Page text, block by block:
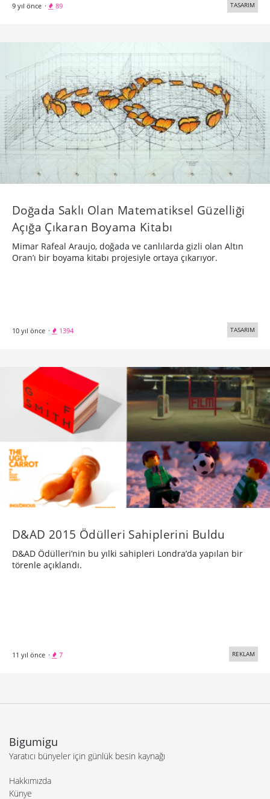
9 yıl önce · 89 TASARIM
Doğada Saklı Olan Matematiksel Güzelliği
Açığa Çıkaran Boyama Kitabı
Mimar Rafeal Araujo, doğada ve canlılarda gizli olan Altın
Oran’ı bir boyama kitabı projesiyle ortaya çıkarıyor.
10 yıl önce · 1394 TASARIM
​D&AD 2015 Ödülleri Sahiplerini Buldu
D&AD Ödülleri’nin bu yılki sahipleri Londra’da yapılan bir
törenle açıklandı.
11 yıl önce · 7 REKLAM
Bigumigu
Yaratıcı bünyeler için günlük besin kaynağı
Hakkımızda
Künye